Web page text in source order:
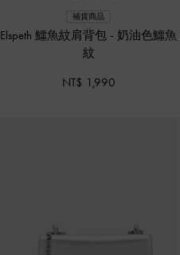
補貨商品
Elspeth 鱷魚紋肩背包 - 奶油色鱷魚
紋
NT$ 1,990